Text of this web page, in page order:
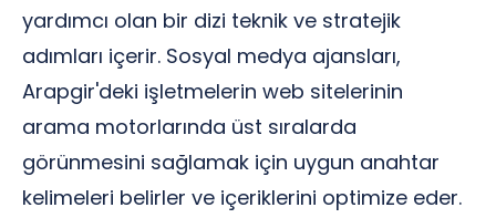
yardımcı olan bir dizi teknik ve stratejik
adımları içerir. Sosyal medya ajansları,
Arapgir'deki işletmelerin web sitelerinin
arama motorlarında üst sıralarda
görünmesini sağlamak için uygun anahtar
kelimeleri belirler ve içeriklerini optimize eder.